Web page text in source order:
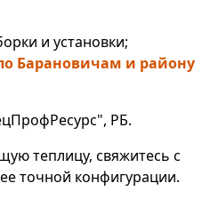
и установки;
Барановичам и району
РБ.
теплицу, свяжитесь с
точной конфигурации.